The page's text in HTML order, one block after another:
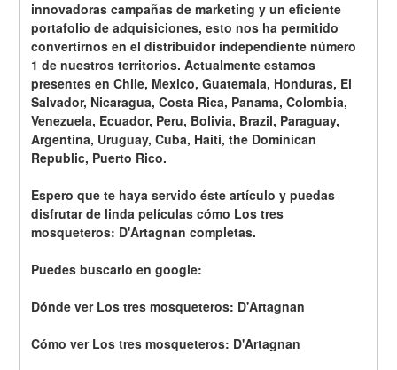
innovadoras campañas de marketing y un eficiente
portafolio de adquisiciones, esto nos ha permitido
convertirnos en el distribuidor independiente número
1 de nuestros territorios. Actualmente estamos
presentes en Chile, Mexico, Guatemala, Honduras, El
Salvador, Nicaragua, Costa Rica, Panama, Colombia,
Venezuela, Ecuador, Peru, Bolivia, Brazil, Paraguay,
Argentina, Uruguay, Cuba, Haiti, the Dominican
Republic, Puerto Rico.
Espero que te haya servido éste artículo y puedas
disfrutar de linda películas cómo Los tres
mosqueteros: D'Artagnan completas.
Puedes buscarlo en google:
Dónde ver Los tres mosqueteros: D'Artagnan
Cómo ver Los tres mosqueteros: D'Artagnan